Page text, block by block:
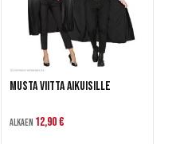
Musta viitta aikuisille
Alkaen 12,90 €